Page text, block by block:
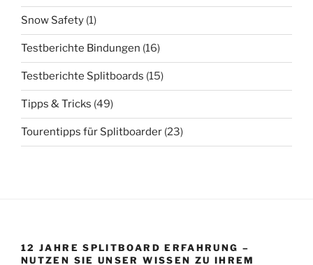
Snow Safety (1)
Testberichte Bindungen (16)
Testberichte Splitboards (15)
Tipps & Tricks (49)
Tourentipps für Splitboarder (23)
12 JAHRE SPLITBOARD ERFAHRUNG –
NUTZEN SIE UNSER WISSEN ZU IHREM